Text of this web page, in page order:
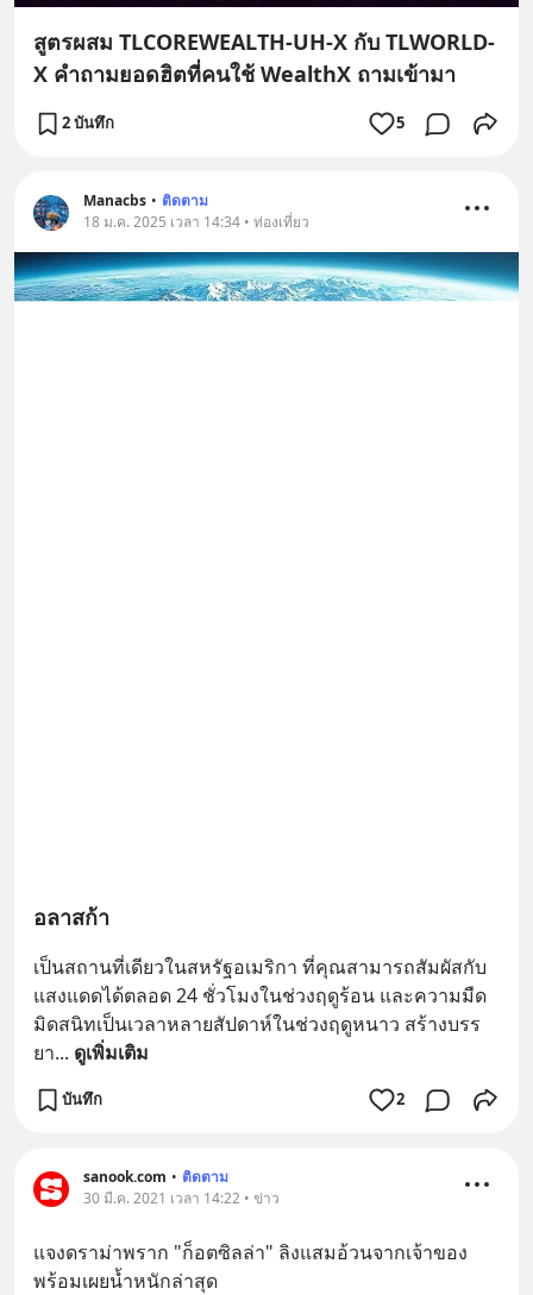
สูตรผสม TLCOREWEALTH-UH-X กับ TLWORLD-
X คำถามยอดฮิตที่คนใช้ WealthX ถามเข้ามา
2 บันทึก 5
Manacbs • ติดตาม
18 ม.ค. 2025 เวลา 14:34 • ท่องเที่ยว
อลาสก้า
เป็นสถานที่เดียวในสหรัฐอเมริกา ที่คุณสามารถสัมผัสกับ
แสงแดดได้ตลอด 24 ชั่วโมงในช่วงฤดูร้อน และความมืด
มิดสนิทเป็นเวลาหลายสัปดาห์ในช่วงฤดูหนาว สร้างบรร
ยา... ดูเพิ่มเติม
บันทึก 2
sanook.com • ติดตาม
30 มี.ค. 2021 เวลา 14:22 • ข่าว
แจงดราม่าพราก "ก็อตซิลล่า" ลิงแสมอ้วนจากเจ้าของ
พร้อมเผยน้ำหนักล่าสุด